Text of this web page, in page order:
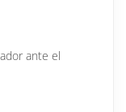
ante el